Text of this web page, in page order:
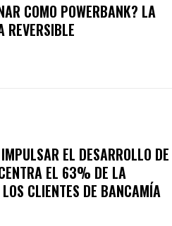
COMO POWERBANK? LA
REVERSIBLE
EL DESARROLLO DE
EL 63% DE LA
CLIENTES DE BANCAMÍA